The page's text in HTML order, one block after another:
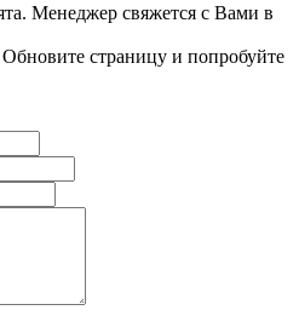
Менеджер свяжется с Вами в
страницу и попробуйте